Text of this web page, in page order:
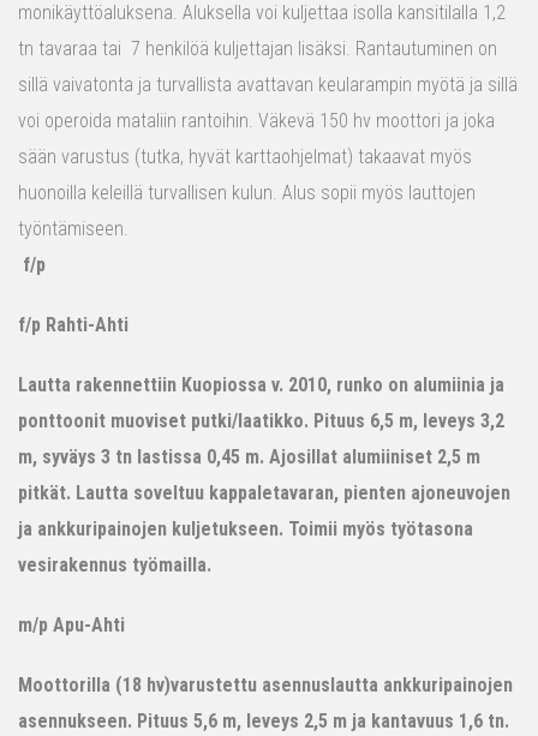
monikäyttöaluksena. Aluksella voi kuljettaa isolla kansitilalla 1,2
tn tavaraa tai 7 henkilöä kuljettajan lisäksi. Rantautuminen on
sillä vaivatonta ja turvallista avattavan keularampin myötä ja sillä
voi operoida mataliin rantoihin. Väkevä 150 hv moottori ja joka
sään varustus (tutka, hyvät karttaohjelmat) takaavat myös
huonoilla keleillä turvallisen kulun. Alus sopii myös lauttojen
työntämiseen.
f/p
f/p Rahti-Ahti
Lautta rakennettiin Kuopiossa v. 2010, runko on alumiinia ja
ponttoonit muoviset putki/laatikko. Pituus 6,5 m, leveys 3,2
m, syväys 3 tn lastissa 0,45 m. Ajosillat alumiiniset 2,5 m
pitkät. Lautta soveltuu kappaletavaran, pienten ajoneuvojen
ja ankkuripainojen kuljetukseen. Toimii myös työtasona
vesirakennus työmailla.
m/p Apu-Ahti
Moottorilla (18 hv)varustettu asennuslautta ankkuripainojen
asennukseen. Pituus 5,6 m, leveys 2,5 m ja kantavuus 1,6 tn.